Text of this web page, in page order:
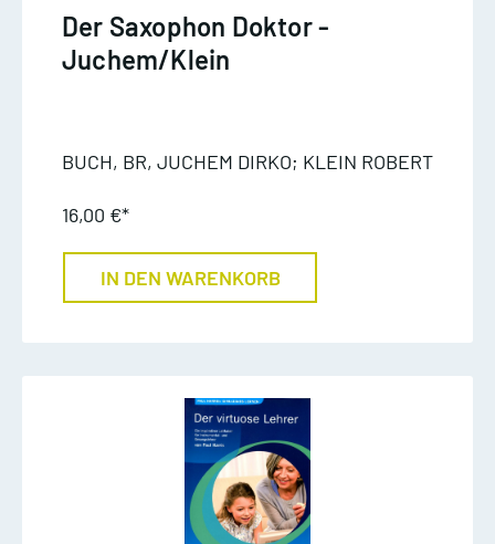
Der Saxophon Doktor -
Juchem/Klein
BUCH, BR, JUCHEM DIRKO; KLEIN ROBERT
16,00 €*
IN DEN WARENKORB